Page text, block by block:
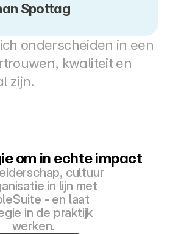
Spottag
onderscheiden in een
kwaliteit en
zijn.
om in echte impact
cultuur
in lijn met
- en laat
in de praktijk
werken.